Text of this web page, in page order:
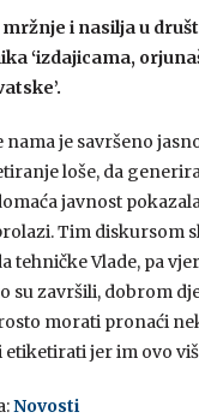
i nasilja u
‘izdajicama,
je savršeno
loše, da
javnost
Tim diskursom
tehničke Vlade, pa
su završili, dobrom
morati pronaći
etiketirati jer im ovo
Novosti